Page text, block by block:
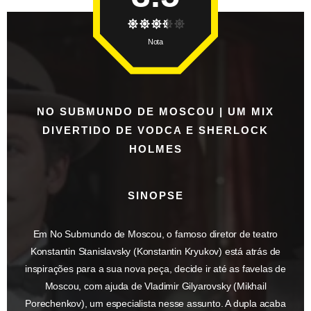
NO SUBMUNDO DE MOSCOU | UM MIX
DIVERTIDO DE VODCA E SHERLOCK
HOLMES
SINOPSE
Em No Submundo de Moscou, o famoso diretor de teatro
Konstantin Stanislavsky (Konstantin Kryukov) está atrás de
inspirações para a sua nova peça, decide ir até as favelas de
Moscou, com ajuda de Vladimir Gilyarovsky (Mikhail
Porechenkov), um especialista nesse assunto. A dupla acaba
Nota